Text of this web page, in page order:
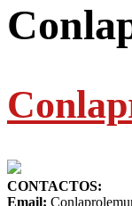
CONTACTOS:
Email: